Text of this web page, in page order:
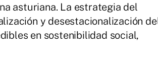
asturiana. La estrategia del
y desestacionalización
en sostenibilidad social,